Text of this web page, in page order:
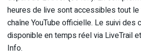
heures de live sont accessibles tout
chaîne YouTube officielle. Le suivi des
disponible en temps réel via LiveTrail
Info.